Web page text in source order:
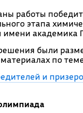
работы
этапа
академика
были
по
и